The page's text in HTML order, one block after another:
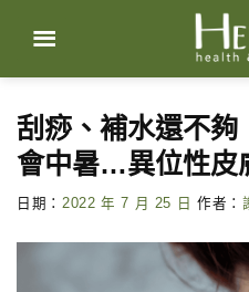
content
刮痧、補水還不
會中暑…異位性皮
日期： 2022 年 7 月 25 日 作者：